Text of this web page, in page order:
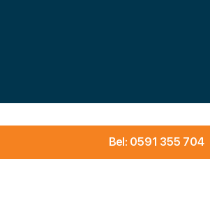
Bel: 0591 355 704